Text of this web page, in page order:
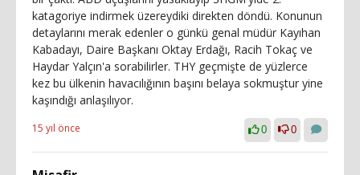
katagoriye indirmek üzereydiki direkten döndü. Konunun
detaylarını merak edenler o günkü genal müdür Kayıhan
Kabadayı, Daire Başkanı Oktay Erdağı, Racih Tokaç ve
Haydar Yalçın'a sorabilirler. THY geçmişte de yüzlerce
kez bu ülkenin havacılığının başını belaya sokmuştur yine
kaşındığı anlaşılıyor.
15 yıl önce 0 0